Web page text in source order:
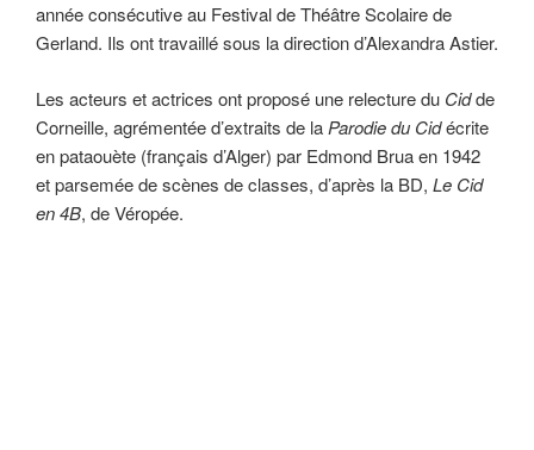
année consécutive au Festival de Théâtre Scolaire de
Gerland. Ils ont travaillé sous la direction d’Alexandra Astier.
Les acteurs et actrices ont proposé une relecture du Cidde
Corneille, agrémentée d’extraits de la Parodie du Cidécrite
en pataouète (français d’Alger) par Edmond Brua en 1942
et parsemée de scènes de classes, d’après la BD, Le Cid
en 4B, de Véropée.